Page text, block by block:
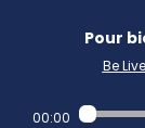
Pour
Be
00:00